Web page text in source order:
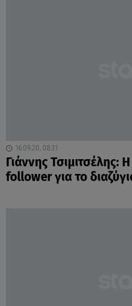
16.09.20, 08:31
Γιάννης Τσιμιτσέλης:
follower για το